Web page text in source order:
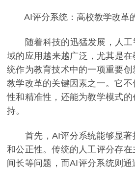
AI评分系统：高校教学改革
随着科技的迅猛发展，人工
域的应用越来越广泛，尤其是
统作为教育技术中的一项重要
教学改革的关键因素之一。它
性和精准性，还能为教学模式
持。
首先，AI评分系统能够显著
和公正性。传统的人工评分存
间长等问题，而AI评分系统则